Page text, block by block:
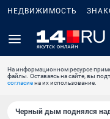
НЕДВИЖИМОСТЬ
На информационном ресурсе
файлы. Оставаясь на сайте, вы
согласиена их использование.
Черный дым поднялся